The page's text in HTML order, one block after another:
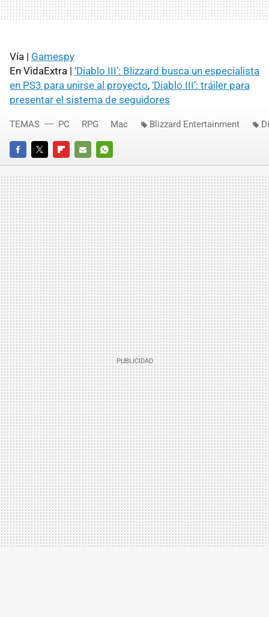
Vía | Gamespy
En VidaExtra | ‘Diablo III’: Blizzard busca un especialista
en PS3 para unirse al proyecto, ‘Diablo III’: tráiler para
presentar el sistema de seguidores
FACEBOOKTWITTERFLIPBOARD
E-
MAIL
WHATSAPP
TEMAS PC RPG Mac Blizzard Entertainment